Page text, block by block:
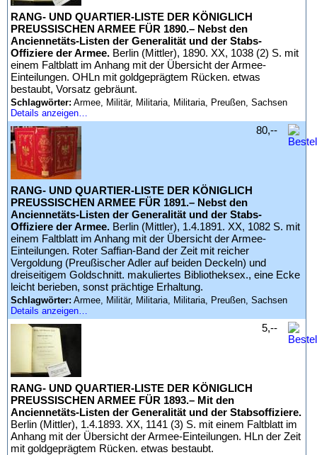
RANG- UND QUARTIER-LISTE DER KÖNIGLICH
PREUSSISCHEN ARMEE FÜR 1890.– Nebst den
Anciennetäts-Listen der Generalität und der Stabs-
Offiziere der Armee. Berlin (Mittler), 1890. XX, 1038 (2) S. mit
einem Faltblatt im Anhang mit der Übersicht der Armee-
Einteilungen. OHLn mit goldgeprägtem Rücken. etwas
bestaubt, Vorsatz gebräunt.
Schlagwörter: Armee, Militär, Militaria, Militaria, Preußen, Sachsen
Details anzeigen…
RANG- UND QUARTIER-LISTE DER KÖNIGLICH
PREUSSISCHEN ARMEE FÜR 1891.– Nebst den
Anciennetäts-Listen der Generalität und der Stabs-
Offiziere der Armee. Berlin (Mittler), 1.4.1891. XX, 1082 S. mit
einem Faltblatt im Anhang mit der Übersicht der Armee-
Einteilungen. Roter Saffian-Band der Zeit mit reicher
Vergoldung (Preußischer Adler auf beiden Deckeln) und
dreiseitigem Goldschnitt. makuliertes Bibliotheksex., eine Ecke
leicht berieben, sonst prächtige Erhaltung.
Schlagwörter: Armee, Militär, Militaria, Militaria, Preußen, Sachsen
Details anzeigen…
80,--
RANG- UND QUARTIER-LISTE DER KÖNIGLICH
PREUSSISCHEN ARMEE FÜR 1893.– Mit den
Anciennetäts-Listen der Generalität und der Stabsoffiziere.
Berlin (Mittler), 1.4.1893. XX, 1141 (3) S. mit einem Faltblatt im
Anhang mit der Übersicht der Armee-Einteilungen. HLn der Zeit
mit goldgeprägtem Rücken. etwas bestaubt.
5,--